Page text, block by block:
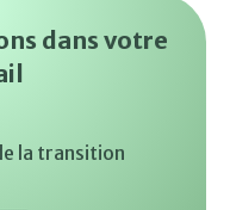
dans votre
la transition